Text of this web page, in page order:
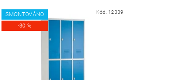
SMONTOVÁNO
-30 %
Kód: 12339